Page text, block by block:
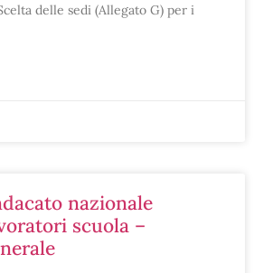
delle sedi (Allegato G) per i
scuola –